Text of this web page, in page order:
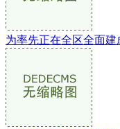
为率先正在全区全面建